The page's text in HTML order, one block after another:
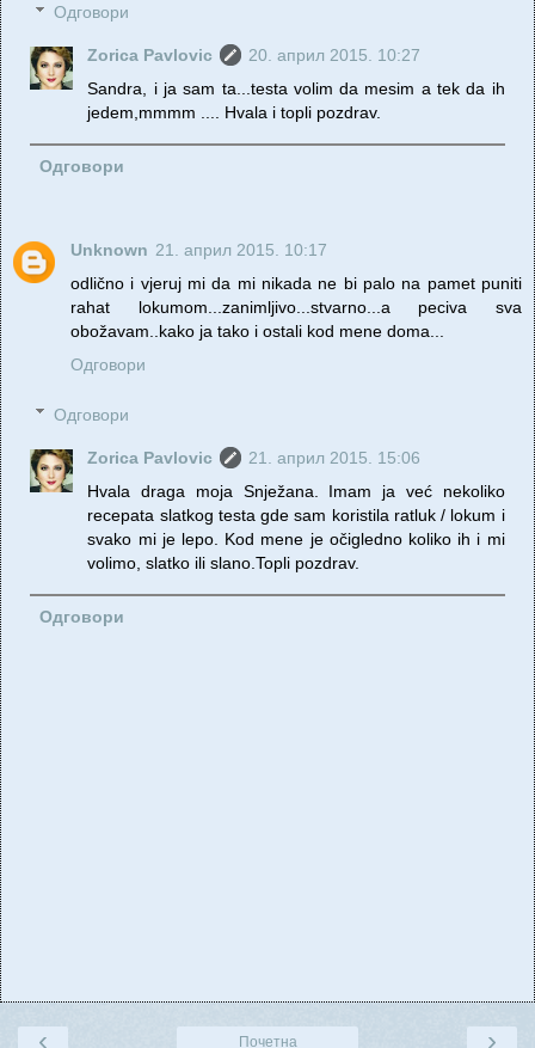
Одговори
Zorica Pavlovic
20. април 2015. 10:27
Sandra, i ja sam ta...testa volim da mesim a tek da ih
jedem,mmmm .... Hvala i topli pozdrav.
Одговори
Unknown 21. април 2015. 10:17
odlično i vjeruj mi da mi nikada ne bi palo na pamet puniti
rahat lokumom...zanimljivo...stvarno...a peciva sva
obožavam..kako ja tako i ostali kod mene doma...
Одговори
Одговори
Zorica Pavlovic
21. април 2015. 15:06
Hvala draga moja Snježana. Imam ja već nekoliko
recepata slatkog testa gde sam koristila ratluk / lokum i
svako mi je lepo. Kod mene je očigledno koliko ih i mi
volimo, slatko ili slano.Topli pozdrav.
Одговори
‹ ›
Почетна